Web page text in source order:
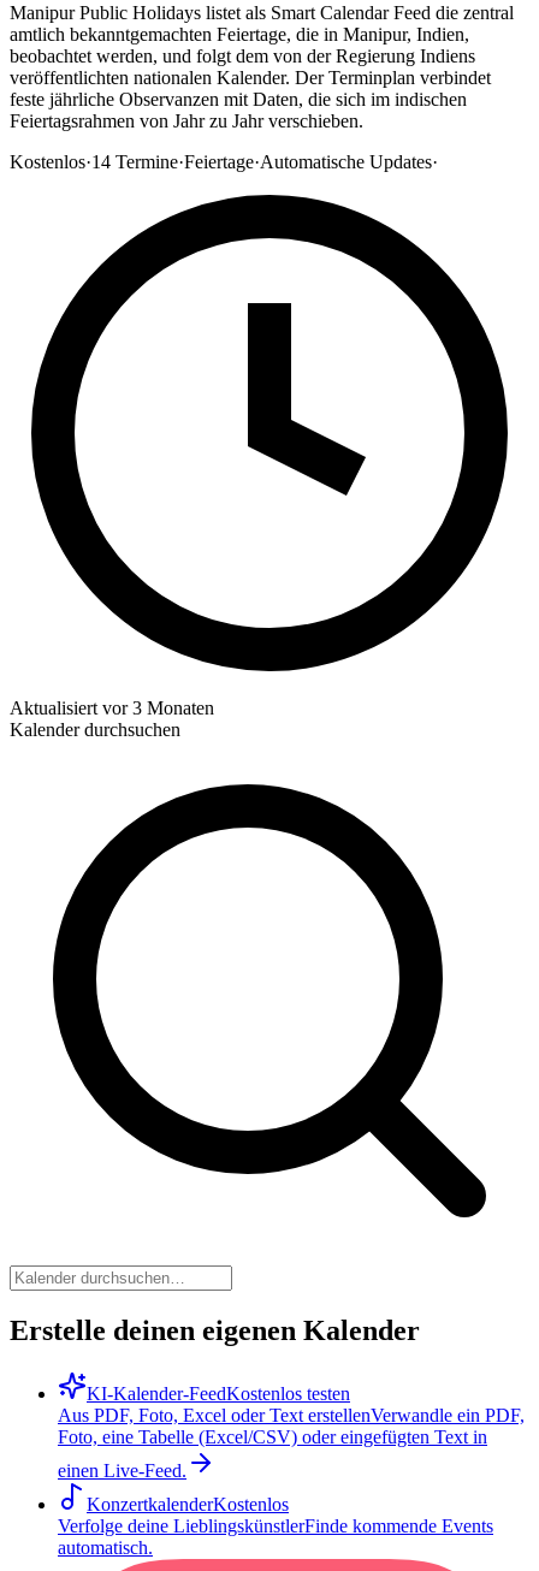
Manipur Public Holidays listet als Smart Calendar Feed die zentral
amtlich bekanntgemachten Feiertage, die in Manipur, Indien,
beobachtet werden, und folgt dem von der Regierung Indiens
veröffentlichten nationalen Kalender. Der Terminplan verbindet
feste jährliche Observanzen mit Daten, die sich im indischen
Feiertagsrahmen von Jahr zu Jahr verschieben.
Kostenlos·14 Termine·Feiertage·Automatische Updates·
Aktualisiert vor 3 Monaten
Kalender durchsuchen
Erstelle deinen eigenen Kalender
KI-Kalender-FeedKostenlos testen
Aus PDF, Foto, Excel oder Text erstellenVerwandle ein PDF,
Foto, eine Tabelle (Excel/CSV) oder eingefügten Text in
einen Live-Feed.
KonzertkalenderKostenlos
Verfolge deine LieblingskünstlerFinde kommende Events
automatisch.